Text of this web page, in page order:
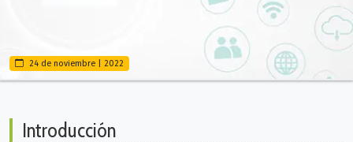
24 de noviembre | 2022
Introducción